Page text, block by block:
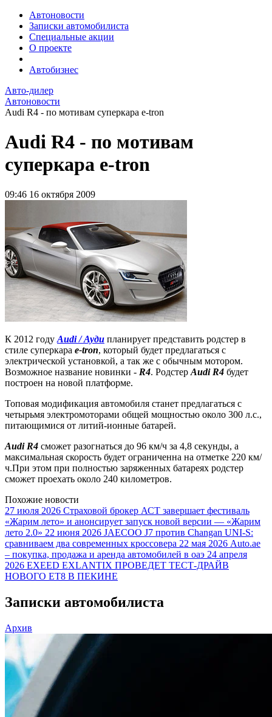
Автоновости
Записки автомобилиста
Специальные акции
О проекте
Автобизнес
Авто-дилер
Автоновости
Audi R4 - по мотивам суперкара e-tron
Audi R4 - по мотивам
суперкара e-tron
09:46 16 октября 2009
К 2012 году Audi / Ауди планирует представить родстер в
стиле суперкара e-tron, который будет предлагаться с
электрической установкой, а так же с обычным мотором.
Возможное название новинки - R4. Родстер Audi R4 будет
построен на новой платформе.
Топовая модификация автомобиля станет предлагаться с
четырьмя электромоторами общей мощностью около 300 л.с.,
питающимися от литий-ионные батарей.
Audi R4 сможет разогнаться до 96 км/ч за 4,8 секунды, а
максимальная скорость будет ограниченна на отметке 220 км/
ч.При этом при полностью заряженных батареях родстер
сможет проехать около 240 километров.
Похожие новости
27 июля 2026 Страховой брокер АСТ завершает фестиваль
«Жарим лето» и анонсирует запуск новой версии — «Жарим
лето 2.0» 22 июня 2026 JAECOO J7 против Changan UNI-S:
сравниваем два современных кроссовера 22 мая 2026 Auto.ae
– покупка, продажа и аренда автомобилей в оаэ 24 апреля
2026 EXEED EXLANTIX ПРОВЕДЕТ ТЕСТ-ДРАЙВ
НОВОГО ET8 В ПЕКИНЕ
Записки автомобилиста
Архив